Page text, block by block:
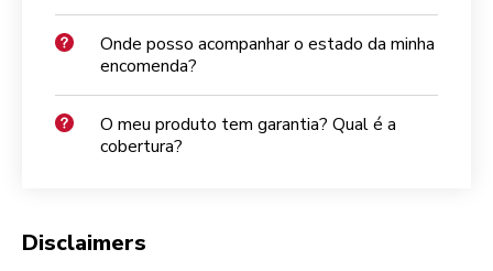
Onde posso acompanhar o estado da minha
encomenda?
O meu produto tem garantia? Qual é a
cobertura?
Disclaimers